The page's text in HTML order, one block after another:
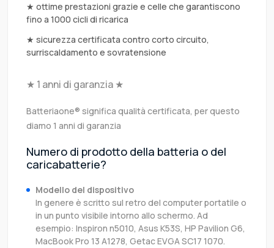
★ ottime prestazioni grazie e celle che garantiscono
fino a 1000 cicli di ricarica
★ sicurezza certificata contro corto circuito,
surriscaldamento e sovratensione
★ 1 anni di garanzia ★
Batteriaone® significa qualità certificata, per questo
diamo 1 anni di garanzia
Numero di prodotto della batteria o del
caricabatterie?
Modello del dispositivo
In genere è scritto sul retro del computer portatile o
in un punto visibile intorno allo schermo. Ad
esempio: Inspiron n5010, Asus K53S, HP Pavilion G6,
MacBook Pro 13 A1278, Getac EVGA SC17 1070.